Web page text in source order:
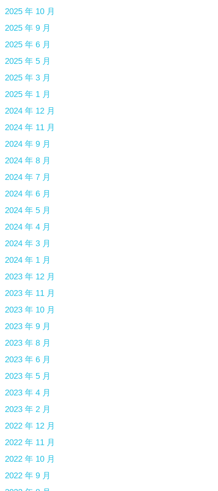
2025 年 10 月
2025 年 9 月
2025 年 6 月
2025 年 5 月
2025 年 3 月
2025 年 1 月
2024 年 12 月
2024 年 11 月
2024 年 9 月
2024 年 8 月
2024 年 7 月
2024 年 6 月
2024 年 5 月
2024 年 4 月
2024 年 3 月
2024 年 1 月
2023 年 12 月
2023 年 11 月
2023 年 10 月
2023 年 9 月
2023 年 8 月
2023 年 6 月
2023 年 5 月
2023 年 4 月
2023 年 2 月
2022 年 12 月
2022 年 11 月
2022 年 10 月
2022 年 9 月